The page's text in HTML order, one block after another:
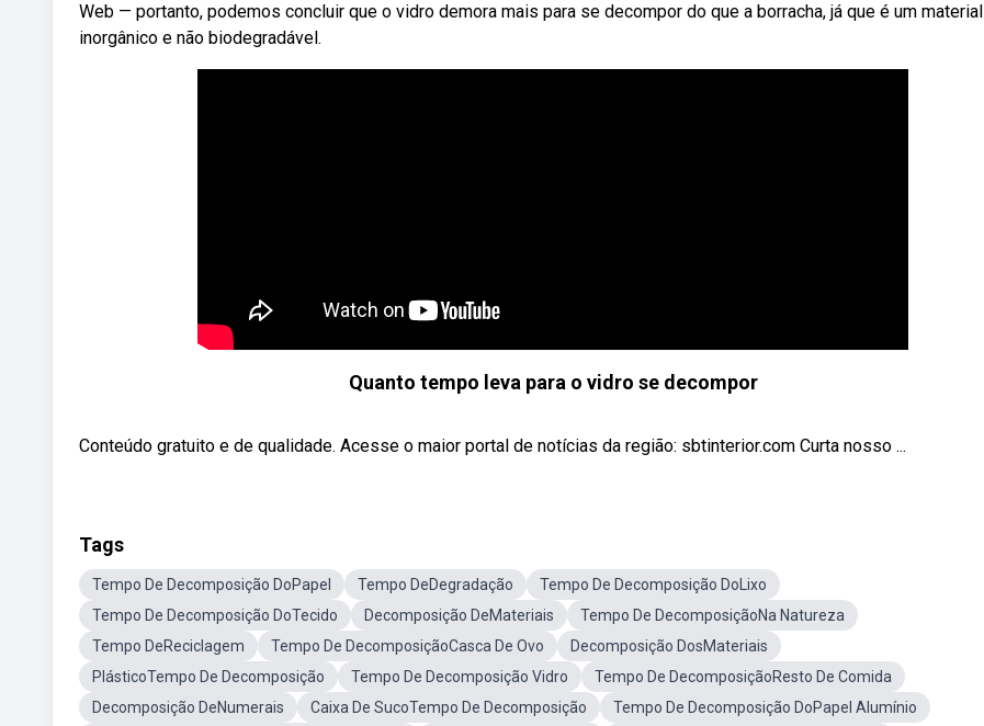
Web — portanto, podemos concluir que o vidro demora mais para se decompor do que a borracha, já que é um material
inorgânico e não biodegradável.
Quanto tempo leva para o vidro se decompor
Conteúdo gratuito e de qualidade. Acesse o maior portal de notícias da região: sbtinterior.com Curta nosso ...
Tags
Tempo De Decomposição DoPapel Tempo DeDegradação
Tempo De Decomposição DoLixo
Tempo De Decomposição DoTecido
Decomposição DeMateriais
Tempo De DecomposiçãoNa Natureza
Tempo DeReciclagem
Tempo De DecomposiçãoCasca De Ovo
Decomposição DosMateriais
PlásticoTempo De Decomposição
Tempo De Decomposição Vidro
Tempo De DecomposiçãoResto De Comida
Decomposição DeNumerais
Caixa De SucoTempo De Decomposição
Tempo De Decomposição DoPapel Alumínio